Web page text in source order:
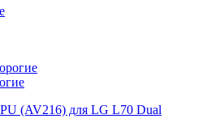
(AV216) для LG L70 Dual